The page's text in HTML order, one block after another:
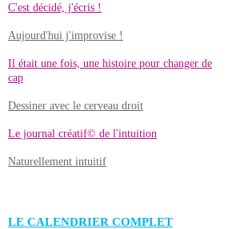
C'est décidé, j'écris !
Aujourd'hui j'improvise !
Il était une fois, une histoire pour changer de
cap
Dessiner avec le cerveau droit
Le journal créatif© de l'intuition
Naturellement intuitif
LE CALENDRIER COMPLET